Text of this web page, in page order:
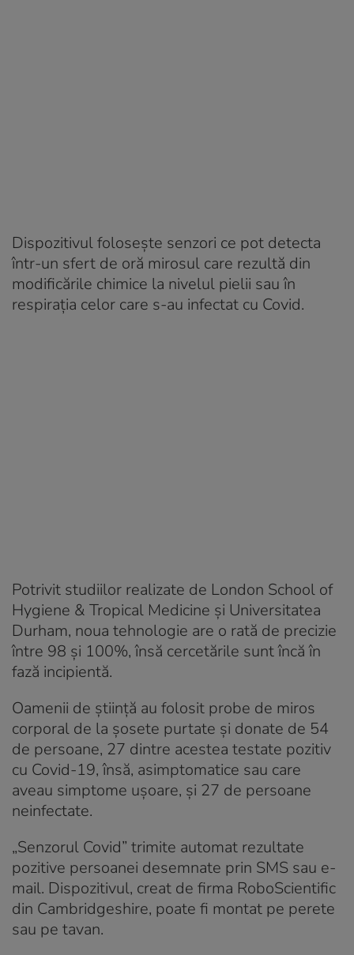
Dispozitivul folosește senzori ce pot detecta
într-un sfert de oră mirosul care rezultă din
modificările chimice la nivelul pielii sau în
respirația celor care s-au infectat cu Covid.
Potrivit studiilor realizate de London School of
Hygiene & Tropical Medicine și Universitatea
Durham, noua tehnologie are o rată de precizie
între 98 și 100%, însă cercetările sunt încă în
fază incipientă.
Oamenii de știință au folosit probe de miros
corporal de la șosete purtate și donate de 54
de persoane, 27 dintre acestea testate pozitiv
cu Covid-19, însă, asimptomatice sau care
aveau simptome ușoare, și 27 de persoane
neinfectate.
„Senzorul Covid” trimite automat rezultate
pozitive persoanei desemnate prin SMS sau e-
mail. Dispozitivul, creat de firma RoboScientific
din Cambridgeshire, poate fi montat pe perete
sau pe tavan.